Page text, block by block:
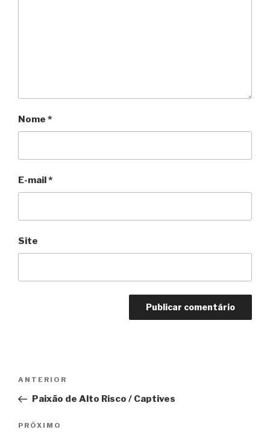
Nome *
E-mail *
Site
Post
Anterior
ANTERIOR
Paixão de Alto Risco / Captives
Próximo
PRÓXIMO